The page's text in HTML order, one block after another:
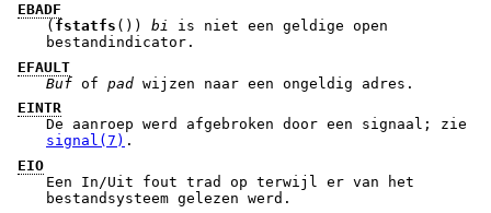
EBADF
( fstatfs ()) bi
is niet een geldige open
bestandindicator.
EFAULT
Buf of pad wijzen naar een ongeldig adres.
EINTR
De aanroep werd afgebroken door een signaal; zie
signal(7) .
EIO
Een In/Uit fout trad op terwijl er van het
bestandsysteem gelezen werd.